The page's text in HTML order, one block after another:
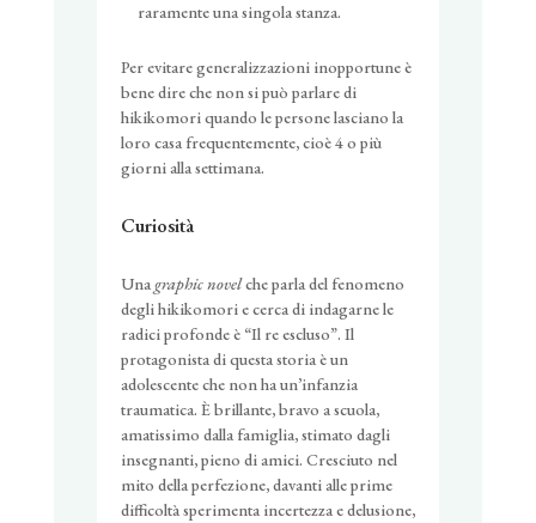
raramente una singola stanza.
Per evitare generalizzazioni inopportune è
bene dire che non si può parlare di
hikikomori quando le persone lasciano la
loro casa frequentemente, cioè 4 o più
giorni alla settimana.
Curiosità
Unagraphic novelche parla del fenomeno
degli hikikomori e cerca di indagarne le
radici profonde è “Il re escluso”. Il
protagonista di questa storia è un
adolescente che non ha un’infanzia
traumatica. È brillante, bravo a scuola,
amatissimo dalla famiglia, stimato dagli
insegnanti, pieno di amici. Cresciuto nel
mito della perfezione, davanti alle prime
difficoltà sperimenta incertezza e delusione,